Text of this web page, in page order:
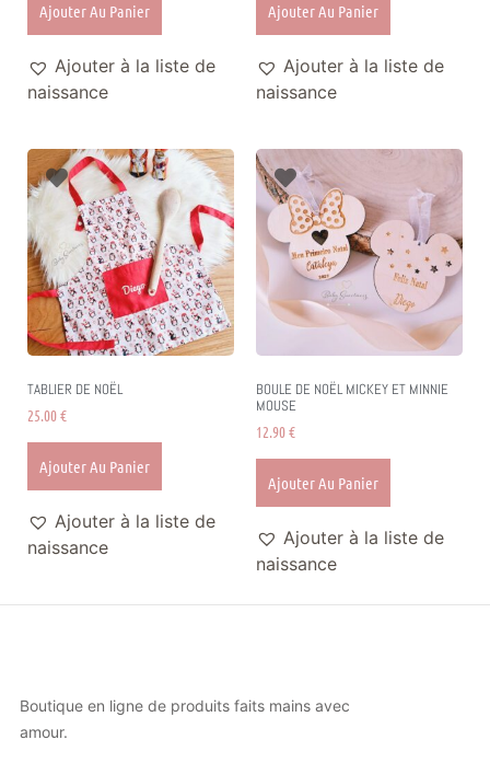
Ajouter Au Panier
Ajouter à la liste de
naissance
Ajouter Au Panier
Ajouter à la liste de
naissance
TABLIER DE NOËL
25.00€
Ajouter Au Panier
Ajouter à la liste de
naissance
BOULE DE NOËL MICKEY ET MINNIE
MOUSE
12.90€
Ajouter Au Panier
Ajouter à la liste de
naissance
Boutique en ligne de produits faits mains avec
amour.